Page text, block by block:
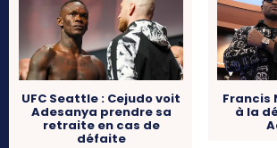
UFC Seattle : Cejudo voit
Adesanya prendre sa
retraite en cas de
défaite
Francis
à la